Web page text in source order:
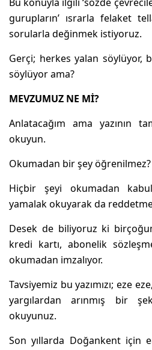
gurupların’ ısrarla felaket
sorularla değinmek istiyoruz.
Gerçi; herkes yalan
söylüyor ama?
MEVZUMUZ NE Mİ?
Anlatacağım ama yazının
okuyun.
Okumadan bir şey öğrenilmez?
Hiçbir şeyi okumadan
yamalak okuyarak da
Desek de biliyoruz ki
kredi kartı, abonelik
okumadan imzalıyor.
Tavsiyemiz bu yazımızı; eze
yargılardan arınmış bir
okuyunuz.
Son yıllarda Doğankent için